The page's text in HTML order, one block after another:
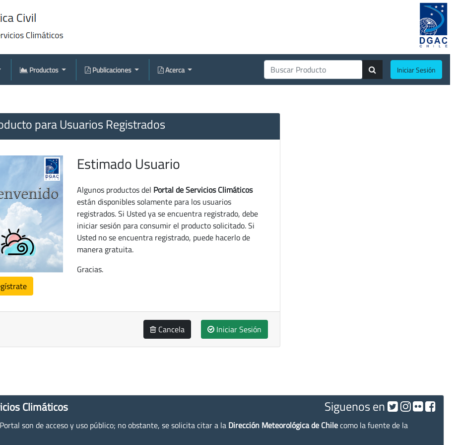
Productos Publicaciones Acerca Iniciar Sesión
para Usuarios Registrados
Estimado Usuario
Algunos productos del Portal de Servicios Climáticos
están disponibles solamente para los usuarios
registrados. Si Usted ya se encuentra registrado, debe
iniciar sesión para consumir el producto solicitado. Si
Usted no se encuentra registrado, puede hacerlo de
manera gratuita.
Gracias.
Cancela Iniciar Sesión
Climáticos Siguenos en
son de acceso y uso público; no obstante, se solicita citar a la Dirección Meteorológica de Chilecomo la fuente de la